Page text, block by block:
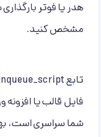
هدر یا فوتر
مشخص کنید.
فایل قالب یا